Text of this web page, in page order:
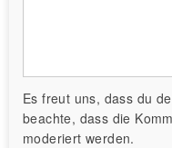
Es freut uns, dass du
beachte, dass die
moderiert werden.